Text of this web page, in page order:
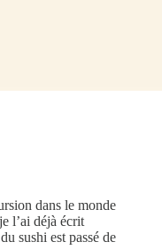
dans le monde
l’ai déjà écrit
sushi est passé de